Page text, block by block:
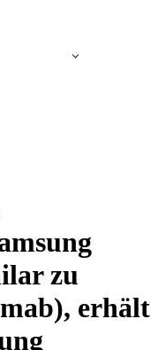
zu
erhält